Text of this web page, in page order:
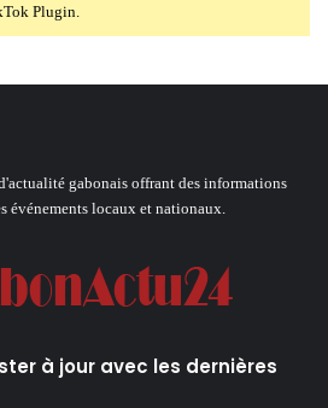
Plugin.
gabonais offrant des informations
événements locaux et nationaux.
à jour avec les dernières